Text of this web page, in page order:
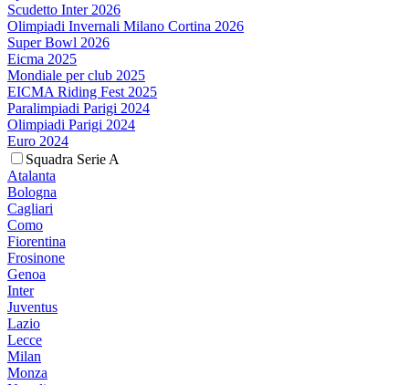
Scudetto Inter 2026
Olimpiadi Invernali Milano Cortina 2026
Super Bowl 2026
Eicma 2025
Mondiale per club 2025
EICMA Riding Fest 2025
Paralimpiadi Parigi 2024
Olimpiadi Parigi 2024
Euro 2024
Squadra Serie A
Atalanta
Bologna
Cagliari
Como
Fiorentina
Frosinone
Genoa
Inter
Juventus
Lazio
Lecce
Milan
Monza